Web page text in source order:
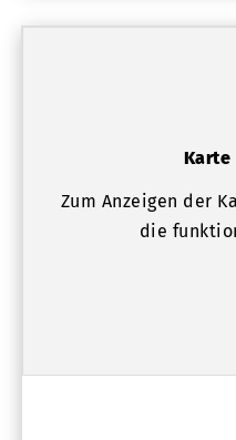
Karte
Zum Anzeigen der
die